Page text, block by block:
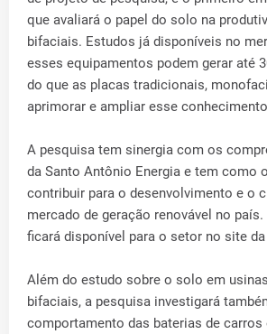
que avaliará o papel do solo na
bifaciais. Estudos já disponíveis no
esses equipamentos podem gerar até
do que as placas tradicionais,
aprimorar e ampliar esse
A pesquisa tem sinergia com os
da Santo Antônio Energia e tem como
contribuir para o desenvolvimento e o
mercado de geração renovável no país.
ficará disponível para o setor no site da
Além do estudo sobre o solo em
bifaciais, a pesquisa investigará
comportamento das baterias de carros